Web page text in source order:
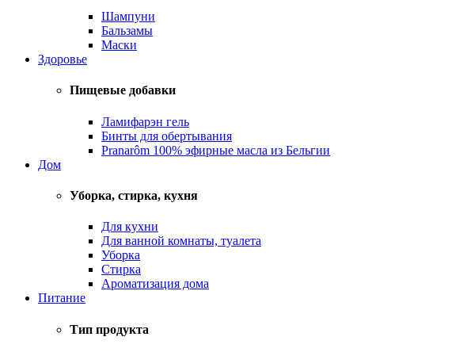
Шампуни
Бальзамы
Маски
Здоровье
Пищевые добавки
Ламифарэн гель
Бинты для обертывания
Pranarôm 100% эфирные масла из Бельгии
Дом
Уборка, стирка, кухня
Для кухни
Для ванной комнаты, туалета
Уборка
Стирка
Ароматизация дома
Питание
Тип продукта